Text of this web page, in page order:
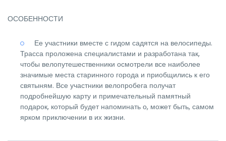
ОСОБЕННОСТИ
Ее участники вместе с гидом садятся на велосипеды.
Трасса проложена специалистами и разработана так,
чтобы велопутешественники осмотрели все наиболее
значимые места старинного города и приобщились к его
святыням. Все участники велопробега получат
подробнейшую карту и примечательный памятный
подарок, который будет напоминать о, может быть, самом
ярком приключении в их жизни.